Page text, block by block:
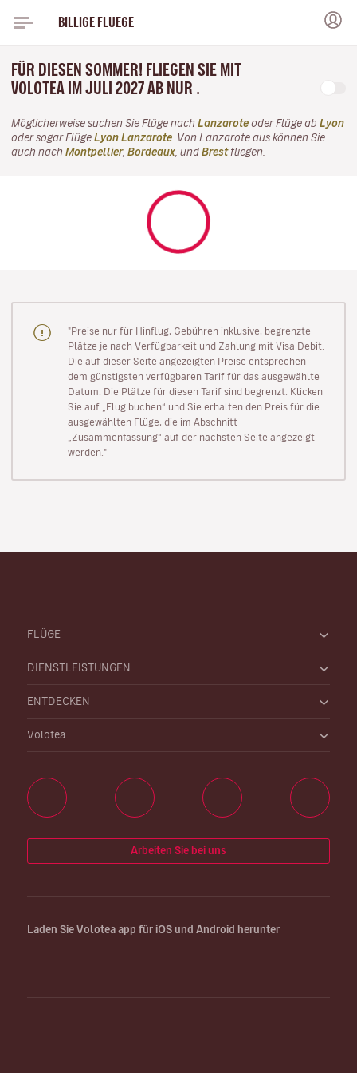
BILLIGE FLUEGE
FÜR DIESEN SOMMER! FLIEGEN SIE MIT
VOLOTEA IM JULI 2027 AB NUR .
Möglicherweise suchen Sie Flüge nach Lanzarote oder Flüge ab Lyon
oder sogar Flüge Lyon Lanzarote . Von Lanzarote aus können Sie
auch nach Montpellier, Bordeaux , und Brestfliegen.
"Preise nur für Hinflug, Gebühren inklusive, begrenzte
Plätze je nach Verfügbarkeit und Zahlung mit Visa Debit.
Die auf dieser Seite angezeigten Preise entsprechen
dem günstigsten verfügbaren Tarif für das ausgewählte
Datum. Die Plätze für diesen Tarif sind begrenzt. Klicken
Sie auf „Flug buchen“ und Sie erhalten den Preis für die
ausgewählten Flüge, die im Abschnitt
„Zusammenfassung“ auf der nächsten Seite angezeigt
werden."
FLÜGE
DIENSTLEISTUNGEN
ENTDECKEN
Volotea
Arbeiten Sie bei uns
Laden Sie Volotea app für iOS und Android herunter